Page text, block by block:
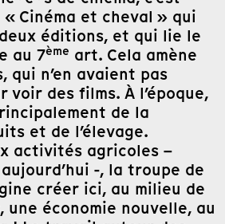
Cinéma et cheval » qui
éditions, et qui lie le
au 7ème art. Cela amène
qui n’en avaient pas
voir des films. À l’époque,
de la
et de l’élevage.
activités agricoles –
-, la troupe de
créer ici, au milieu de
une économie nouvelle, au